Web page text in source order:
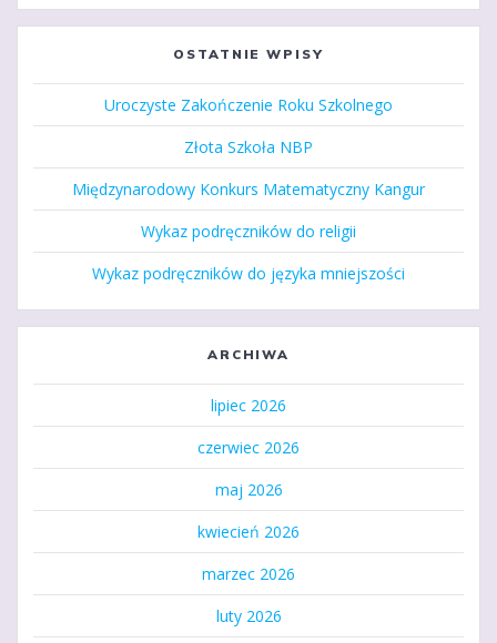
OSTATNIE WPISY
Uroczyste Zakończenie Roku Szkolnego
Złota Szkoła NBP
Międzynarodowy Konkurs Matematyczny Kangur
Wykaz podręczników do religii
Wykaz podręczników do języka mniejszości
ARCHIWA
lipiec 2026
czerwiec 2026
maj 2026
kwiecień 2026
marzec 2026
luty 2026